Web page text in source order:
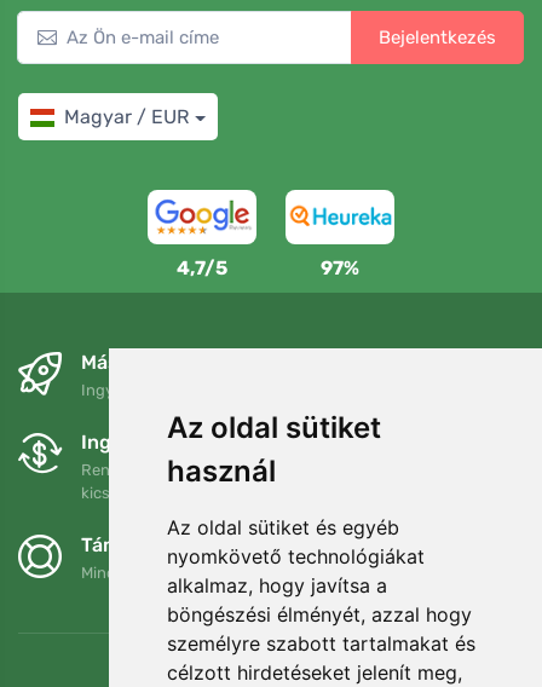
Az oldal sütiket
használ
Az oldal sütiket és egyéb
nyomkövető technológiákat
alkalmaz, hogy javítsa a
böngészési élményét, azzal hogy
személyre szabott tartalmakat és
célzott hirdetéseket jelenít meg,
Bejelentkezés
Magyar / EUR
4,7/5 97%
Másnapra és ingyenesen
Ingyenes szállítás a következő összeg felett: 80 EUR
Ingyenes csere és visszaküldés
Rendelését 90 napon belül bármikor visszaküldheti vagy
kicserélheti.
Támogatjuk a Trees.org-ot
Minden megrendelésért ültetünk egy fát! Bővebben